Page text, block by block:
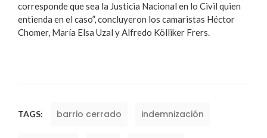
corresponde que sea la Justicia Nacional en lo Civil quien
entienda en el caso”, concluyeron los camaristas Héctor
Chomer, María Elsa Uzal y Alfredo Kölliker Frers.
TAGS: barrio cerrado indemnización